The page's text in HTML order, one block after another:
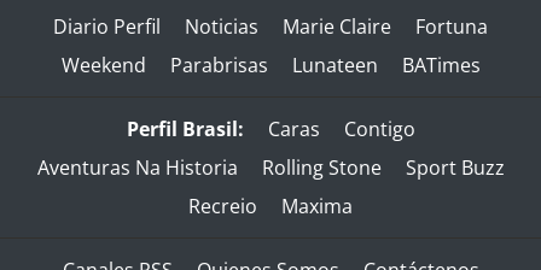
Diario Perfil Noticias Marie Claire
Fortuna
Weekend
Parabrisas Lunateen BATimes
Perfil Brasil: Caras
Contigo
Aventuras Na Historia
Rolling Stone
Sport Buzz
Recreio
Maxima